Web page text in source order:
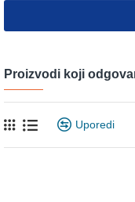
Proizvodi koji
Uporedi